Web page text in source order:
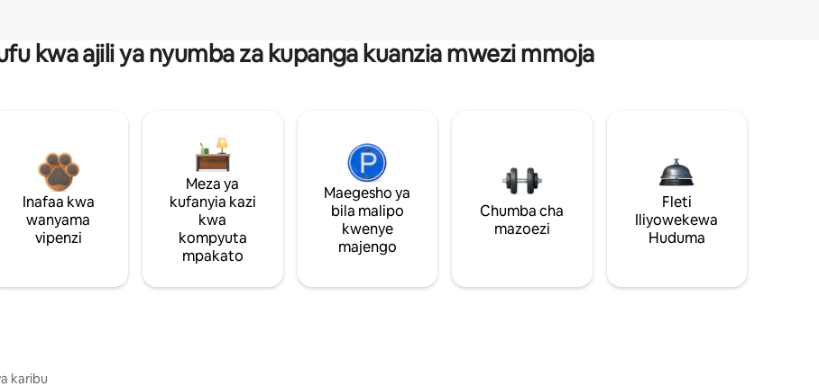
kwa ajili ya nyumba za kupanga kuanzia mwezi mmoja
Inafaa kwa
wanyama
vipenzi
Meza ya
kufanyia kazi
kwa
kompyuta
mpakato
Maegesho ya
bila malipo
kwenye
majengo
Chumba cha
mazoezi
Fleti
Iliyowekewa
Huduma
karibu